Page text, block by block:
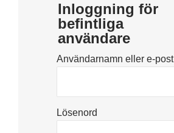
Inloggning för
befintliga
användare
Användarnamn eller e-post
Lösenord